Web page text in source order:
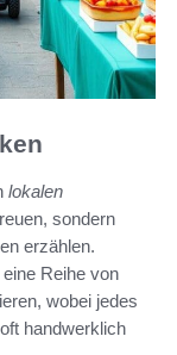
lokalen
sondern
erzählen.
Reihe von
wobei jedes
handwerklich